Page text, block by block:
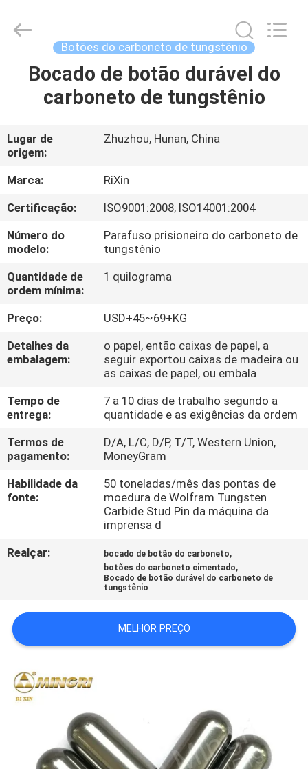
CASA
SOBRE
NÓS
EXCURSÃO
DA
FÁBRICA
CONTROLE
DA
QUALIDADE
CONTACTE-
NOS
NOTÍCIA
UMAS
MAPA
DO
PRIVACY
Cemented
Carbide
Botões do carboneto de tungstênio
Bocado de botão durável do
carboneto de tungstênio
Lugar de
origem:
Zhuzhou, Hunan, China
Marca:
RiXin
Certificação:
ISO9001:2008; ISO14001:2004
Número do
modelo:
Parafuso prisioneiro do carboneto de
tungstênio
Quantidade de
ordem mínima:
1 quilograma
Preço:
USD+45~69+KG
Detalhes da
embalagem:
o papel, então caixas de papel, a
seguir exportou caixas de madeira ou
as caixas de papel, ou embala
Tempo de
entrega:
7 a 10 dias de trabalho segundo a
quantidade e as exigências da ordem
Termos de
pagamento:
D/A, L/C, D/P, T/T, Western Union,
MoneyGram
Habilidade da
fonte:
50 toneladas/mês das pontas de
moedura de Wolfram Tungsten
Carbide Stud Pin da máquina da
imprensa d
Realçar:
bocado de botão do carboneto,
botões do carboneto cimentado,
Bocado de botão durável do carboneto de
tungstênio
MELHOR PREÇO